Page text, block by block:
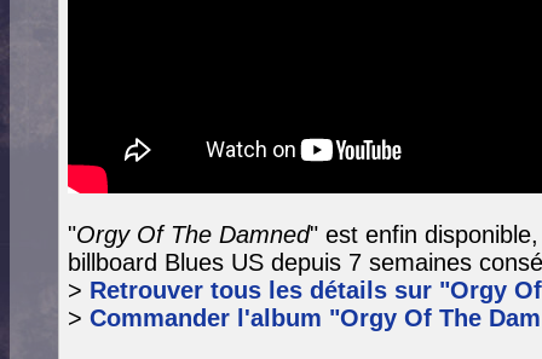
"Orgy Of The Damned" est enfin
billboard Blues US depuis 7 semaines
> Retrouver tous les détails sur "Orgy
> Commander l'album "Orgy Of The